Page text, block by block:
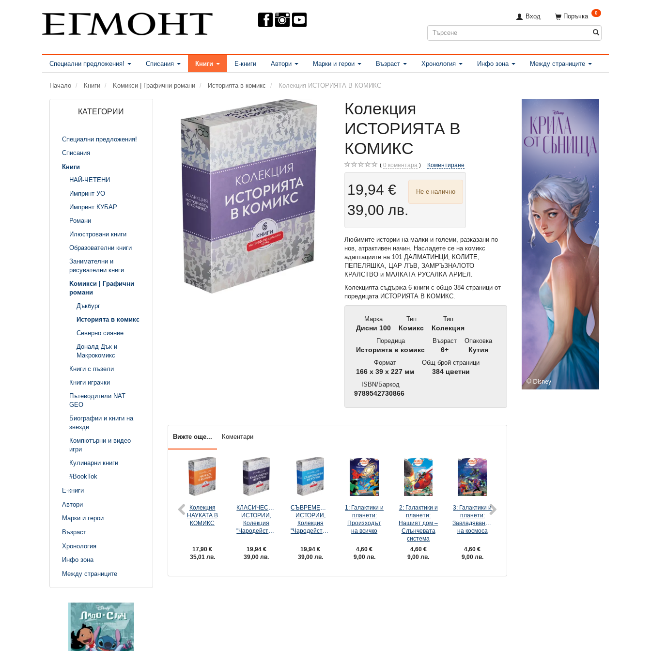
Поръчка 0
Вход
Специални предложения! Списания Книги Е-книги Автори Марки и герои Възраст Хронология Инфо зона Между страниците
Начало Книги Kомикси | Графични романи Историята в комикс Колекция ИСТОРИЯТА В КОМИКС
КАТЕГОРИИ
Специални предложения!
Списания
Книги
НАЙ-ЧЕТЕНИ
Импринт УО
Импринт КУБАР
Романи
Илюстровани книги
Образователни книги
Занимателни и
рисувателни книги
Kомикси | Графични
романи
Дъкбург
Историята в комикс
Северно сияние
Доналд Дък и
Макрокомикс
Книги с пъзели
Книги играчки
Пътеводители NAT
GEO
Биографии и книги на
звезди
Компютърни и видео
игри
Кулинарни книги
#BookTok
Е-книги
Автори
Марки и герои
Възраст
Хронология
Инфо зона
Между страниците
Колекция
ИСТОРИЯТА В
КОМИКС
0 коментара Коментиране
19,94 €
39,00 лв.
Не е налично
Любимите истории на малки и големи, разказани по
нов, атрактивен начин. Насладете се на комикс
адаптациите на 101 ДАЛМАТИНЦИ, КОЛИТЕ,
ПЕПЕЛЯШКА, ЦАР ЛЪВ, ЗАМРЪЗНАЛОТО
КРАЛСТВО и МАЛКАТА РУСАЛКА АРИЕЛ.
Колекцията съдържа 6 книги с общо 384 страници от
поредицата ИСТОРИЯТА В КОМИКС.
Марка
Дисни 100
Тип
Комикс
Тип
Колекция
Поредица
Историята в комикс
Възраст
6+
Опаковка
Кутия
Формат
166 х 39 х 227 мм
Общ брой страници
384 цветни
ISBN/Баркод
9789542730866
Вижте още... Коментари
Колекция
НАУКАТА В
КОМИКС
17,90 €
35,01 лв.
КЛАСИЧЕСКИ
ИСТОРИИ,
Колекция
19,94 €
39,00 лв.
СЪВРЕМЕННИ
ИСТОРИИ,
Колекция
"Чародейства"
19,94 €
39,00 лв.
1: Галактики и
планети:
Произходът
на всичко
4,60 €
9,00 лв.
2: Галактики и
планети:
Нашият дом –
Слънчевата
система
4,60 €
9,00 лв.
3: Галактики и
планети:
Завладяването
на космоса
4,60 €
9,00 лв.